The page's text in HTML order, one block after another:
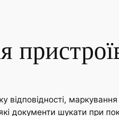
відповідності,
документи шукати при